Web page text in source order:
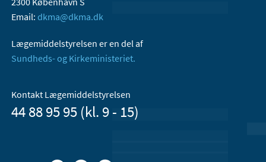
Email: dkma@dkma.dk
Lægemiddelstyrelsen er en del af
Sundheds- og Kirkeministeriet.
Kontakt Lægemiddelstyrelsen
44 88 95 95 (kl. 9 - 15)